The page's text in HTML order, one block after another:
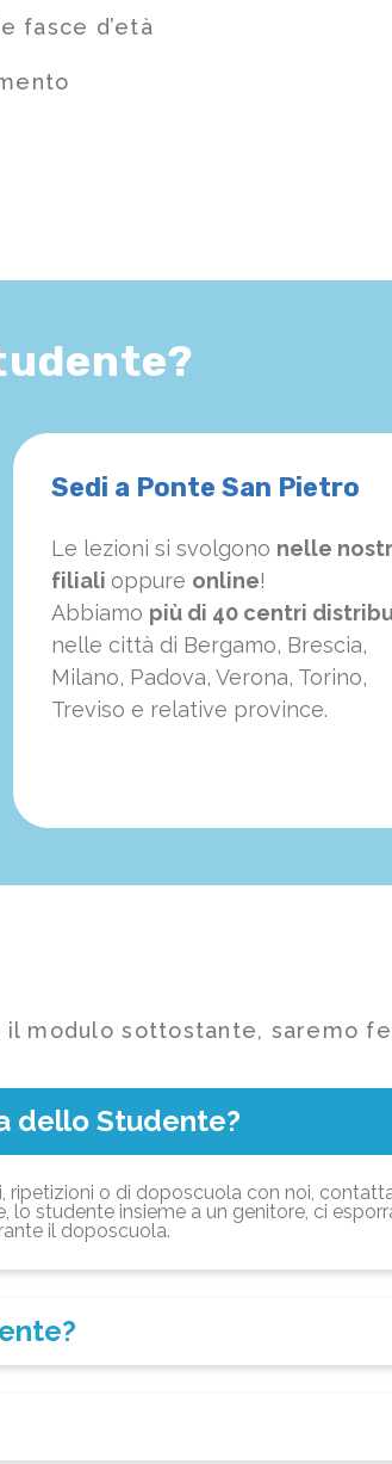
fasce d’età
Sedi a Ponte San Pietro
Le lezioni si svolgono nelle
filiali oppure online!
Abbiamo più di 40 centri
nelle città di Bergamo, Brescia,
Milano, Padova, Verona, Torino,
Treviso e relative province.
modulo sottostante, saremo
dello Studente?
ripetizioni o di doposcuola con noi,
lo studente insieme a un genitore, ci
il doposcuola.